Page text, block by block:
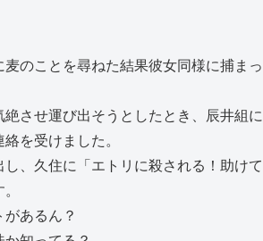
のことを尋ねた結果彼女同様に捕まっ
させ運び出そうとしたとき、辰井組に
を受けました。
、久住に「エトリに殺される！助けて
あるん？